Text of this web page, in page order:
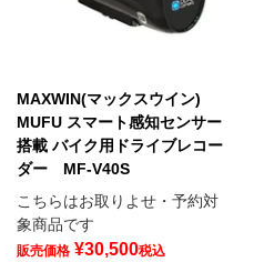
MAXWIN(マックスウイン)
MUFU スマート感知センサー
搭載 バイク用ドライブレコー
ダー MF-V40S
こちらはお取りよせ・予約対
象商品です
販売価格 ¥30,500税込